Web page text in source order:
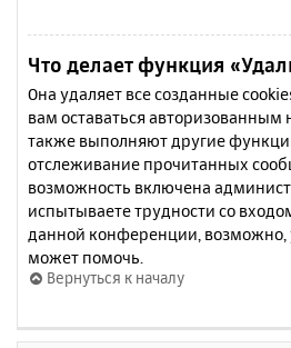
Что делает функция
Она удаляет все созданные
вам оставаться авторизованным
также выполняют другие
отслеживание прочитанных
возможность включена
испытываете трудности со
данной конференции, возможно,
может помочь.
Вернуться к началу